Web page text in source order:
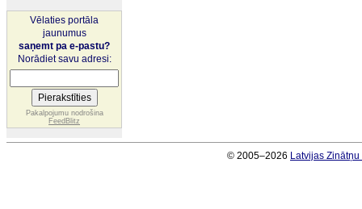
Vēlaties portāla
jaunumus
saņemt pa e-pastu?
Norādiet savu adresi:
Pakalpojumu nodrošina
FeedBlitz
© 2005–2026 Latvijas